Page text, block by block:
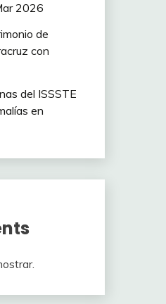
2026
de
con
del ISSSTE
en